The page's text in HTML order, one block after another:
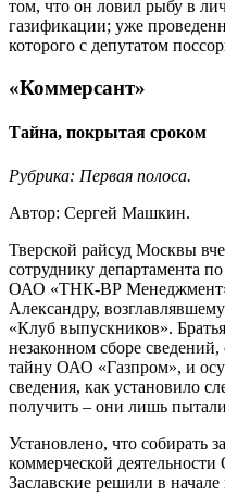
том, что он ловил рыбу в
газификации; уже
которого с депутатом
«Коммерсант»
Тайна, покрытая сроком
Рубрика: Первая полоса.
Автор: Сергей Машкин.
Тверской райсуд Москвы
сотруднику департамента
ОАО «ТНК-ВР Менеджмент»
Александру,
«Клуб выпускников».
незаконном сборе
тайну ОАО «Газпром», и
сведения, как установило
получить – они лишь
Установлено, что
коммерческой
Заславские решили в